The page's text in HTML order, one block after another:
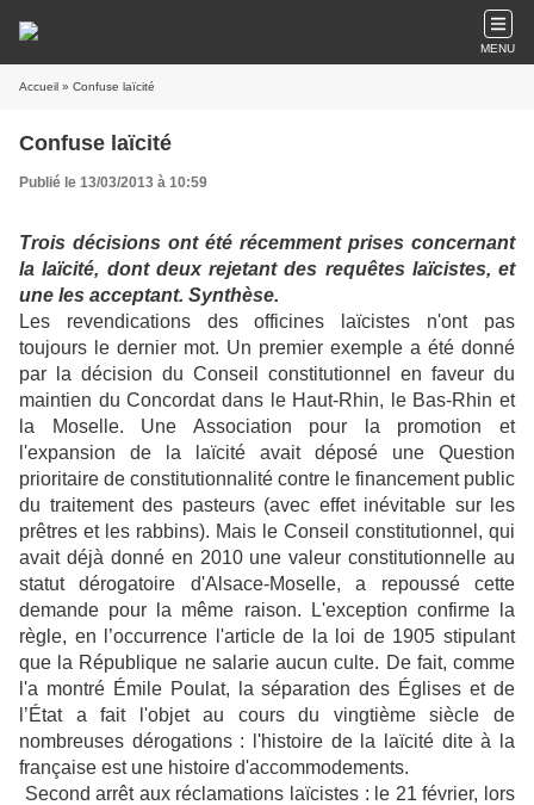
MENU
Accueil » Confuse laïcité
Confuse laïcité
Publié le 13/03/2013 à 10:59
Trois décisions ont été récemment prises concernant
la laïcité, dont deux rejetant des requêtes laïcistes, et
une les acceptant. Synthèse.
Les revendications des officines laïcistes n'ont pas
toujours le dernier mot. Un premier exemple a été donné
par la décision du Conseil constitutionnel en faveur du
maintien du Concordat dans le Haut-Rhin, le Bas-Rhin et
la Moselle. Une Association pour la promotion et
l'expansion de la laïcité avait déposé une Question
prioritaire de constitutionnalité contre le financement public
du traitement des pasteurs (avec effet inévitable sur les
prêtres et les rabbins). Mais le Conseil constitutionnel, qui
avait déjà donné en 2010 une valeur constitutionnelle au
statut dérogatoire d'Alsace-Moselle, a repoussé cette
demande pour la même raison. L'exception confirme la
règle, en l’occurrence l'article de la loi de 1905 stipulant
que la République ne salarie aucun culte. De fait, comme
l'a montré Émile Poulat, la séparation des Églises et de
l’État a fait l'objet au cours du vingtième siècle de
nombreuses dérogations : l'histoire de la laïcité dite à la
française est une histoire d'accommodements.
Second arrêt aux réclamations laïcistes : le 21 février, lors